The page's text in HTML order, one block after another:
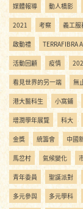
媒體報導 動人橋影
2021 考察 義工服
啟動禮 TERRAFIBRA
活動回顧 疫情
看見世界的另一端 無
港大醫科生 小窩鋪
增潤學年展覽 科大
金獎 統籌會 中國
馬岔村 氣候變化
青年委員 聖誕派對
多元參與 多元學科